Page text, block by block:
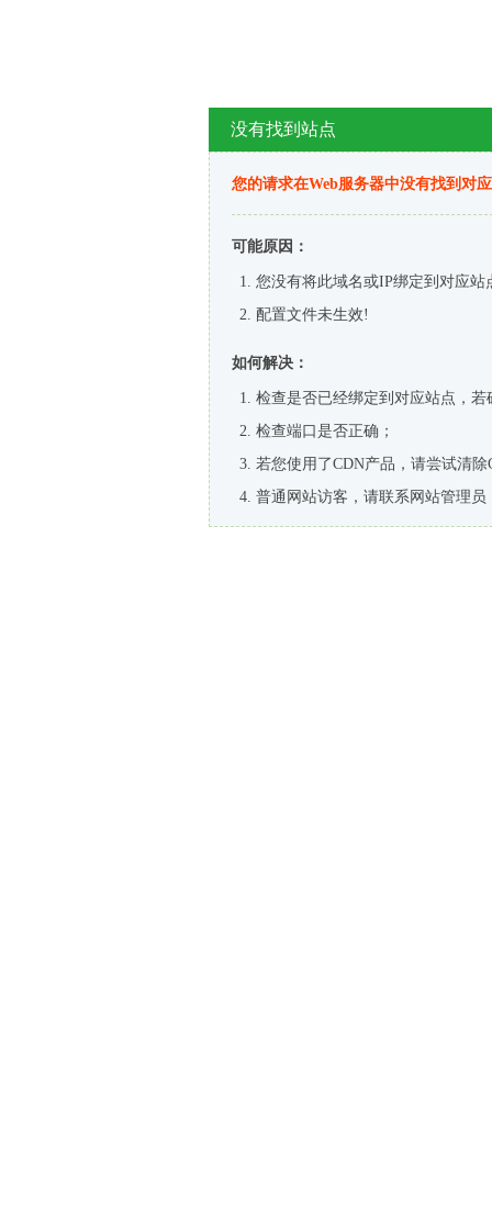
没有找到站点
您的请求在Web服务器中没有找到对
可能原因：
您没有将此域名或IP绑定到对应站
配置文件未生效!
如何解决：
检查是否已经绑定到对应站点，
检查端口是否正确；
若您使用了CDN产品，请尝试清除
普通网站访客，请联系网站管理员